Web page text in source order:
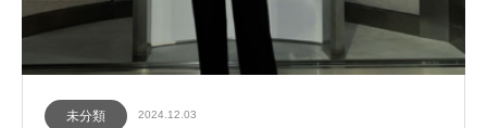
未分類 2024.12.03